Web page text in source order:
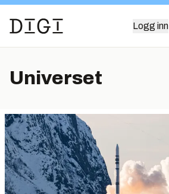
Logg inn
Universet